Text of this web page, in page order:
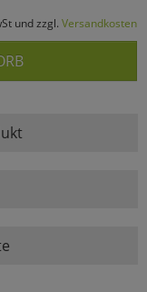
und zzgl. Versandkosten